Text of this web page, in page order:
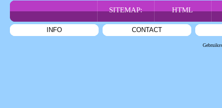
SITEMAP: HTML
INFO CONTACT